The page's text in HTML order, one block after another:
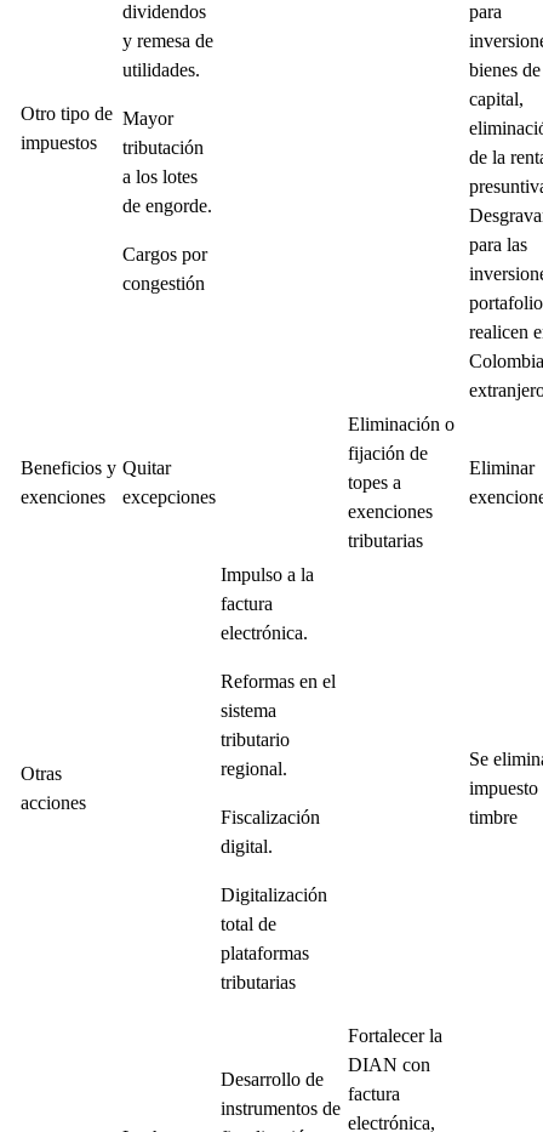
Otro tipo de
impuestos
dividendos
y remesa de
utilidades.
Mayor
tributación
a los lotes
de engorde.
Cargos por
congestión
para
bienes de
capital,
de la
para las
realicen
Beneficios y
exenciones
Quitar
excepciones
Eliminación o
fijación de
topes a
exenciones
tributarias
Eliminar
Otras
acciones
Impulso a la
factura
electrónica.
Reformas en el
sistema
tributario
regional.
Fiscalización
digital.
Digitalización
total de
plataformas
tributarias
Se
impuesto
timbre
Desarrollo de
instrumentos de
Fortalecer la
DIAN con
factura
electrónica,